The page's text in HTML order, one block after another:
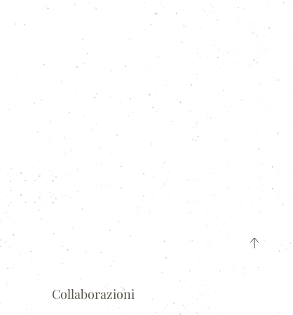
Collaborazioni